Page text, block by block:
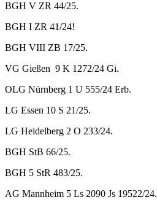
BGH V ZR 44/25.
BGH I ZR 41/24!
BGH VIII ZB 17/25.
VG Gießen 9 K 1272/24 Gi.
OLG Nürnberg 1 U 555/24 Erb.
LG Essen 10 S 21/25.
LG Heidelberg 2 O 233/24.
BGH StB 66/25.
BGH 5 StR 483/25.
AG Mannheim 5 Ls 2090 Js 19522/24.